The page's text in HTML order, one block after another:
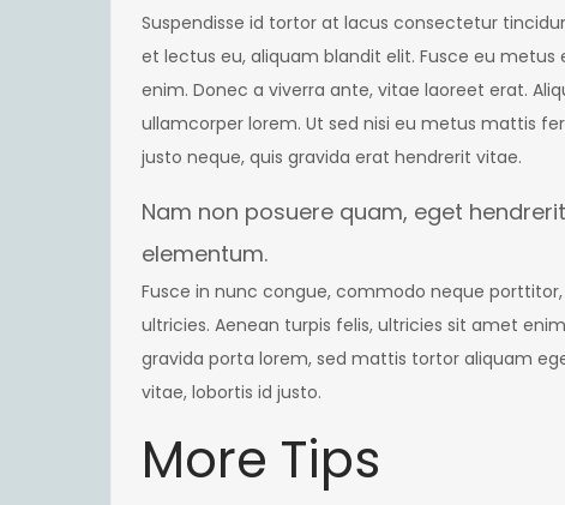
Suspendisse id tortor at lacus consectetur
et lectus eu, aliquam blandit elit. Fusce eu
enim. Donec a viverra ante, vitae laoreet erat.
ullamcorper lorem. Ut sed nisi eu metus mattis
justo neque, quis gravida erat hendrerit vitae.
Nam non posuere quam, eget
elementum.
Fusce in nunc congue, commodo neque
ultricies. Aenean turpis felis, ultricies sit amet
gravida porta lorem, sed mattis tortor aliquam
vitae, lobortis id justo.
More Tips